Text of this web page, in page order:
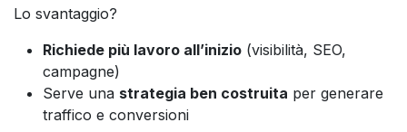
Lo svantaggio?
Richiede più lavoro all’inizio (visibilità, SEO,
campagne)
Serve una strategia ben costruita per generare
traffico e conversioni